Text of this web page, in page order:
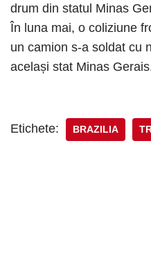
drum din statul Minas
În luna mai, o coliziune
un camion s-a soldat cu
același stat Minas
Etichete: BRAZILIA